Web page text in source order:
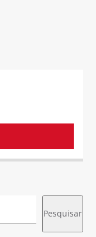
Pesquisar